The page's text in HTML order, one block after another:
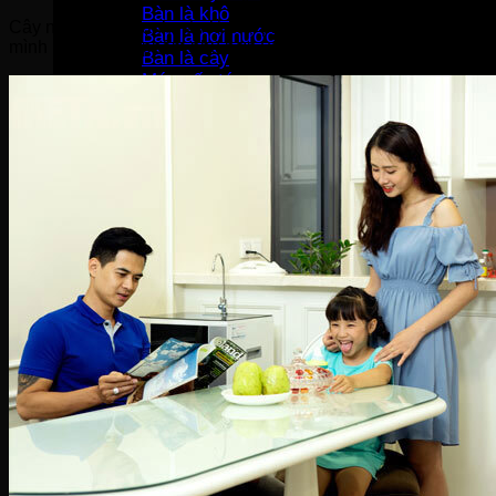
Bàn là khô
Bàn là hơi nước
Bàn là cây
Máy sấy tóc
Máy rửa bát
Máy sấy bát
Bộ nồi
Nồi chiên không dầu
Nồi cơm-Bếp
Nồi cơm điện
Máy lọc không khí
Nồi áp suất
Bếp gas
Bếp từ
Bếp hồng ngoại
Bếp hỗn hợp quang – từ
Cây nước nóng lạnh này là sản phẩm mới ra mắt 2019 với
mình muốn. Sản phẩm phù hợp với văn phòng, trường học,